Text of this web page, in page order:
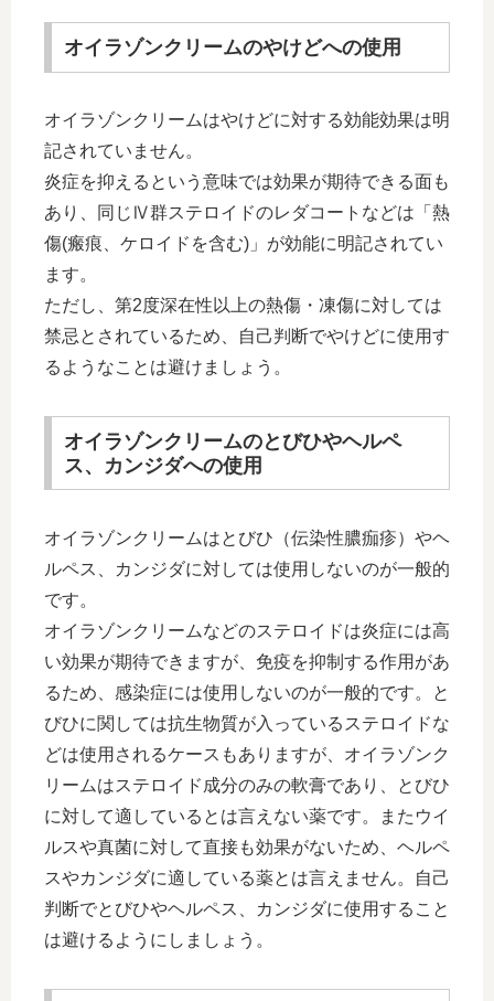
オイラゾンクリームのやけどへの使用
オイラゾンクリームはやけどに対する効能効果は明
記されていません。
炎症を抑えるという意味では効果が期待できる面も
あり、同じⅣ群ステロイドのレダコートなどは「熱
傷(瘢痕、ケロイドを含む)」が効能に明記されてい
ます。
ただし、第2度深在性以上の熱傷・凍傷に対しては
禁忌とされているため、自己判断でやけどに使用す
るようなことは避けましょう。
オイラゾンクリームのとびひやヘルペ
ス、カンジダへの使用
オイラゾンクリームはとびひ（伝染性膿痂疹）やヘ
ルペス、カンジダに対しては使用しないのが一般的
です。
オイラゾンクリームなどのステロイドは炎症には高
い効果が期待できますが、免疫を抑制する作用があ
るため、感染症には使用しないのが一般的です。と
びひに関しては抗生物質が入っているステロイドな
どは使用されるケースもありますが、オイラゾンク
リームはステロイド成分のみの軟膏であり、とびひ
に対して適しているとは言えない薬です。またウイ
ルスや真菌に対して直接も効果がないため、ヘルペ
スやカンジダに適している薬とは言えません。自己
判断でとびひやヘルペス、カンジダに使用すること
は避けるようにしましょう。